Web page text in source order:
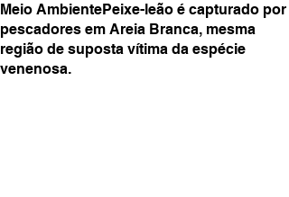
Meio AmbientePeixe-leão é capturado por
pescadores em Areia Branca, mesma
região de suposta vítima da espécie
venenosa.